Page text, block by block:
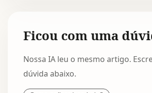
Ficou com uma
Nossa IA leu o mesmo artigo.
dúvida abaixo.